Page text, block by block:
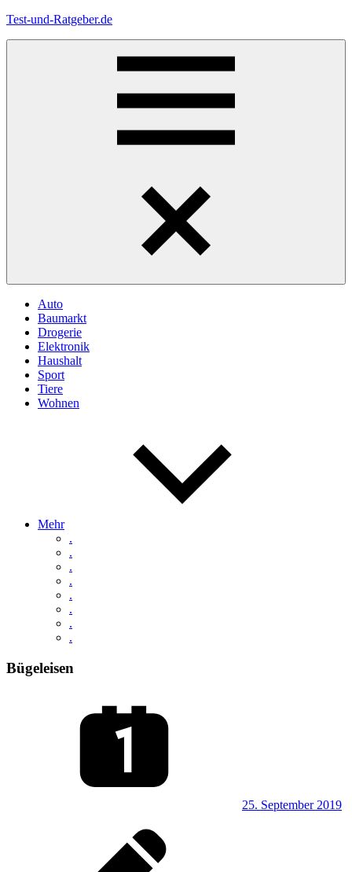
Zum
Test-und-Ratgeber.de
Auto
Baumarkt
Drogerie
Elektronik
Haushalt
Sport
Tiere
Wohnen
Mehr
.
.
.
.
.
.
.
.
Bügeleisen
25. September 2019